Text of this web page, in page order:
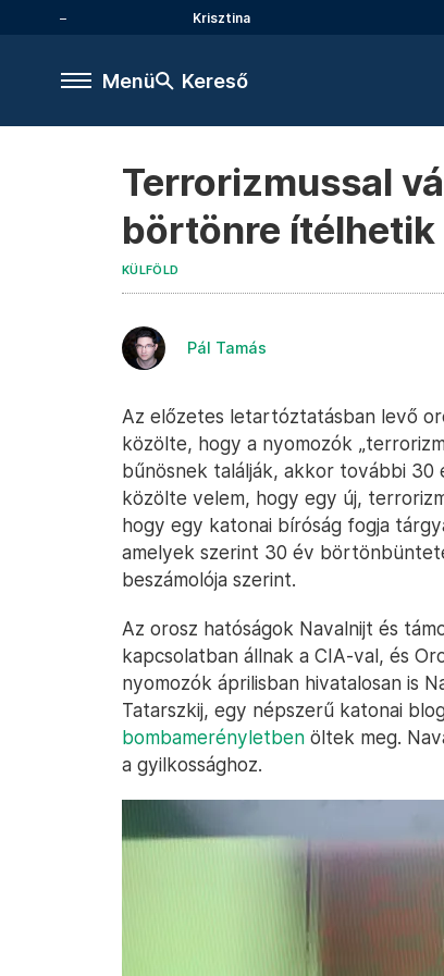
Krisztina
Menü Kereső
Terrorizmussal
börtönre ítélhetik
KÜLFÖLD
Pál Tamás
Az előzetes letartóztatásban levő
közölte, hogy a nyomozók
bűnösnek találják, akkor további
közölte velem, hogy egy új,
hogy egy katonai bíróság fogja
amelyek szerint 30 év
beszámolója szerint.
Az orosz hatóságok Navalnijt és
kapcsolatban állnak a CIA-val, és
nyomozók áprilisban hivatalosan is
Tatarszkij, egy népszerű katonai
bombamerényletben öltek meg.
a gyilkossághoz.